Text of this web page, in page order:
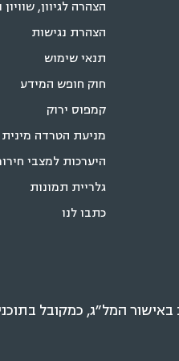
הצהרה לגיוון,
הצהרת נגישות
תנאי שימוש
חוק חופש המידע
קמפוס ירוק
מניעת הטרדה מינית
היערכות למצבי
גלריית תמונות
כתבו לנו
המל״ג, כמקובל